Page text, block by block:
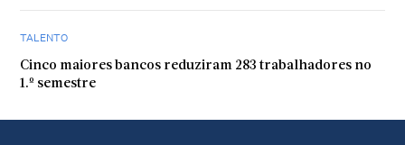
TALENTO
Cinco maiores bancos reduziram 283 trabalhadores no
1.º semestre